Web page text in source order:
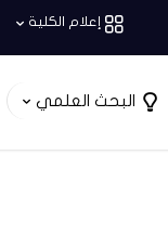
إعلام الكلية
البحث العلمي